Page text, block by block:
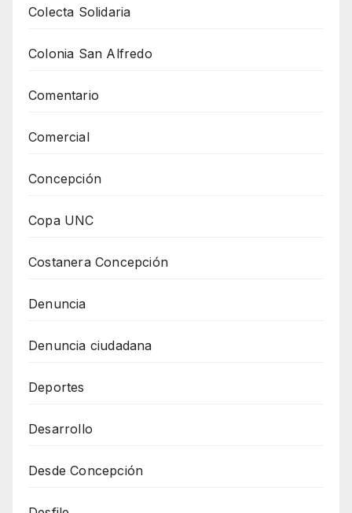
Colecta Solidaria
Colonia San Alfredo
Comentario
Comercial
Concepción
Copa UNC
Costanera Concepción
Denuncia
Denuncia ciudadana
Deportes
Desarrollo
Desde Concepción